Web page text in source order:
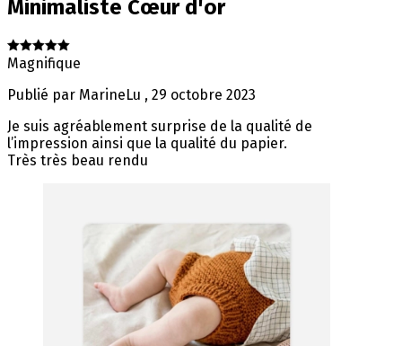
Minimaliste Cœur d'or
Magnifique
Publié par MarineLu , 29 octobre 2023
Je suis agréablement surprise de la qualité de
l’impression ainsi que la qualité du papier.
Très très beau rendu